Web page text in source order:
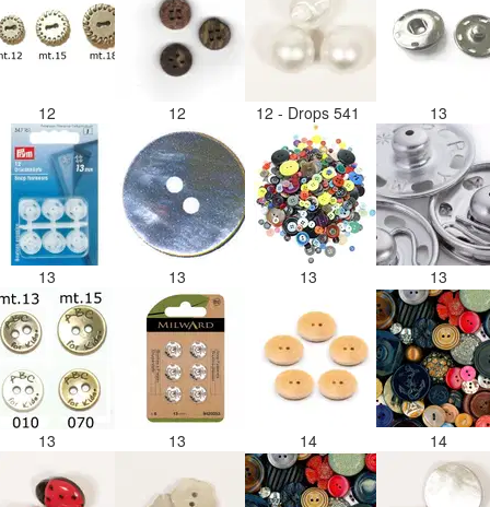
12 12 12 - Drops 541 13
13 13 13 13
13 13 14 14